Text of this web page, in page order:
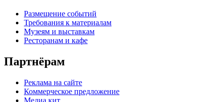
Размещение событий
Требования к материалам
Музеям и выставкам
Ресторанам и кафе
Партнёрам
Реклама на сайте
Коммерческое предложение
Медиа кит